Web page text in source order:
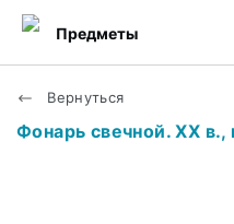
Предметы
Вернуться
Фонарь свечной. ХХ в.,